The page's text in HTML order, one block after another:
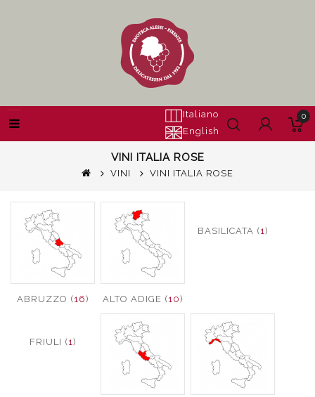
Italiano
English
0
VINI ITALIA ROSE
VINI VINI ITALIA ROSE
ABRUZZO (16) ALTO ADIGE (10)
BASILICATA (1 )
FRIULI (1)